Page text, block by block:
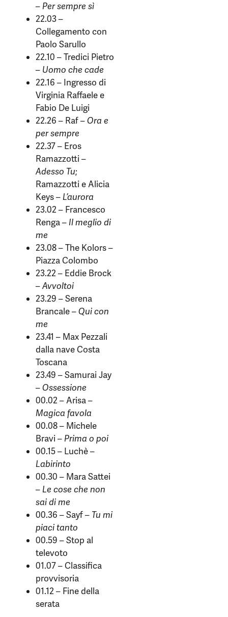
– Per sempre sì
22.03 –
Collegamento con
Paolo Sarullo
22.10 – Tredici Pietro
– Uomo che cade
22.16 – Ingresso di
Virginia Raffaele e
Fabio De Luigi
22.26 – Raf –Ora e
per sempre
22.37 – Eros
Ramazzotti –
Adesso Tu;
Ramazzotti e Alicia
Keys – L’aurora
23.02 – Francesco
Renga – Il meglio di
me
23.08 – The Kolors –
Piazza Colombo
23.22 – Eddie Brock
–Avvoltoi
23.29 – Serena
Brancale –Qui con
me
23.41 – Max Pezzali
dalla nave Costa
Toscana
23.49 – Samurai Jay
–Ossessione
00.02 – Arisa –
Magica favola
00.08 – Michele
Bravi – Prima o poi
00.15 – Luchè –
Labirinto
00.30 – Mara Sattei
– Le cose che non
sai di me
00.36 – Sayf – Tu mi
piaci tanto
00.59 – Stop al
televoto
01.07 – Classifica
provvisoria
01.12 – Fine della
serata